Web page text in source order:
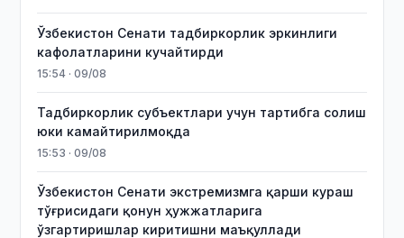
Ўзбекистон Сенати тадбиркорлик эркинлиги
кафолатларини кучайтирди
15:54 · 09/08
Тадбиркорлик субъектлари учун тартибга солиш
юки камайтирилмоқда
15:53 · 09/08
Ўзбекистон Сенати экстремизмга қарши кураш
тўғрисидаги қонун ҳужжатларига
ўзгартиришлар киритишни маъқуллади